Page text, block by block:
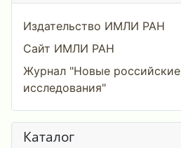
Издательство ИМЛИ РАН
Сайт ИМЛИ РАН
Журнал "Новые
исследования"
Каталог